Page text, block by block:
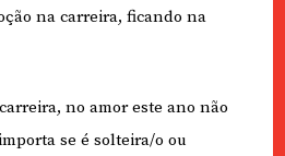
na carreira, ficando na
no amor este ano não
se é solteira/o ou